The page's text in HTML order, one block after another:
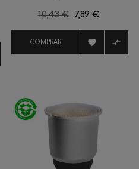
Precio
10,43 € Precio
7,89 €
COMPRAR  